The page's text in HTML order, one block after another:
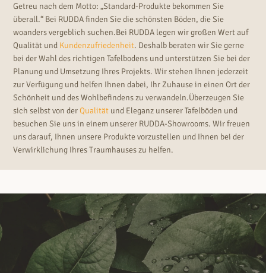
Getreu nach dem Motto: „Standard-Produkte bekommen Sie
überall.“ Bei RUDDA finden Sie die schönsten Böden, die Sie
woanders vergeblich suchen.Bei RUDDA legen wir großen Wert auf
Qualität und Kundenzufriedenheit. Deshalb beraten wir Sie gerne
bei der Wahl des richtigen Tafelbodens und unterstützen Sie bei der
Planung und Umsetzung Ihres Projekts. Wir stehen Ihnen jederzeit
zur Verfügung und helfen Ihnen dabei, Ihr Zuhause in einen Ort der
Schönheit und des Wohlbefindens zu verwandeln.Überzeugen Sie
sich selbst von derQualität und Eleganz unserer Tafelböden und
besuchen Sie uns in einem unserer RUDDA-Showrooms. Wir freuen
uns darauf, Ihnen unsere Produkte vorzustellen und Ihnen bei der
Verwirklichung Ihres Traumhauses zu helfen.